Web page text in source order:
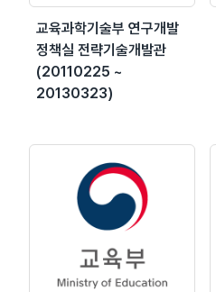
교육과학기술부 연구개발
정책실 전략기술개발관
(20110225 ~
20130323)